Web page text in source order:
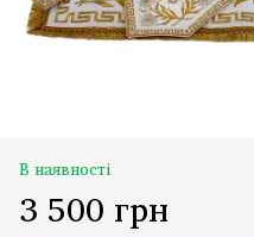
В наявності
3 500 грн